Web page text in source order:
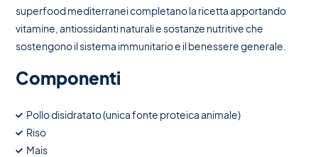
superfood mediterranei completano la ricetta apportando
vitamine, antiossidanti naturali e sostanze nutritive che
sostengono il sistema immunitario e il benessere generale.
Componenti
Pollo disidratato (unica fonte proteica animale)
Riso
Mais